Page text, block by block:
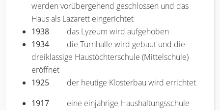
werden vorübergehend geschlossen und das
Haus als Lazarett eingerichtet
1938 das Lyzeum wird aufgehoben
1934 die Turnhalle wird gebaut und die
dreiklassige Haustöchterschule (Mittelschule)
eröffnet
1925 der heutige Klosterbau wird errichtet
1917 eine einjährige Haushaltungsschule